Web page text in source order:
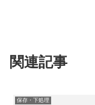
関連記事
保存・下処理